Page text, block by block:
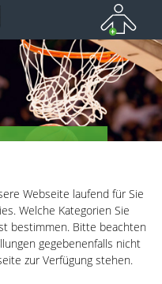
Webseite laufend für Sie
Welche Kategorien Sie
bestimmen. Bitte beachten
gegebenenfalls nicht
zur Verfügung stehen.